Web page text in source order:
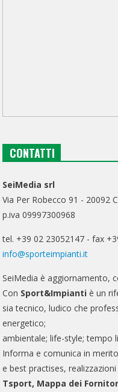
CONTATTI
SeiMedia srl
Via Per Robecco 91 - 20092
p.iva 09997300968
tel. +39 02 23052147 - fax
info@sporteimpianti.it
SeiMedia è aggiornamento,
Con Sport&Impianti è un
sia tecnico, ludico che
energetico;
ambientale; life-style; tempo
Informa e comunica in
e best practises,
Tsport, Mappa dei